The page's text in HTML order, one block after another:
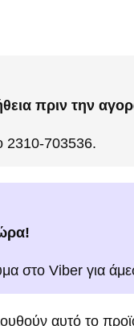
πριν την
2310-703536.
στο Viber για
αυτό το